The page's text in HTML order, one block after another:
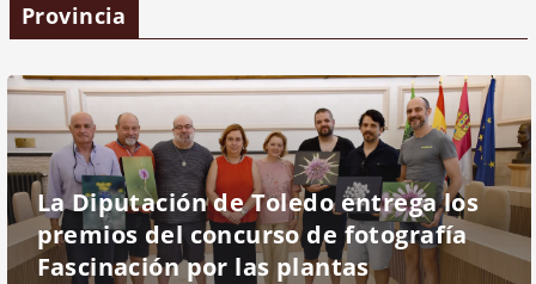
Provincia
La Diputación de Toledo entrega los
premios del concurso de fotografía
Fascinación por las plantas